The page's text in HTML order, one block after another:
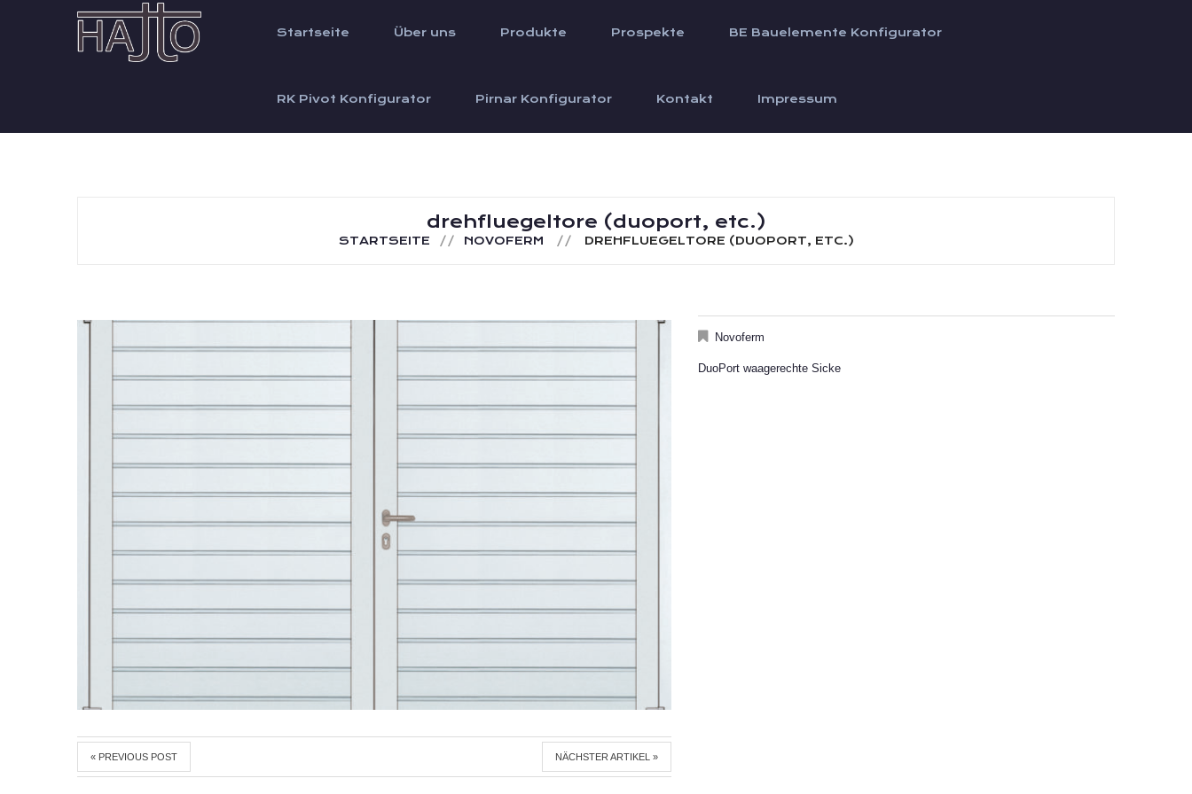
Startseite Über uns Produkte Prospekte BE Bauelemente Konfigurator
RK Pivot Konfigurator Pirnar Konfigurator Kontakt Impressum
drehfluegeltore (duoport, etc.)
STARTSEITE NOVOFERM DREHFLUEGELTORE (DUOPORT, ETC.)
« PREVIOUS POST NÄCHSTER ARTIKEL »
Novoferm
DuoPort waagerechte Sicke